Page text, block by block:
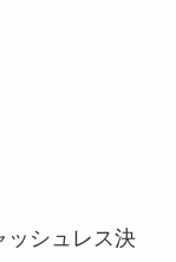
ッシュレス決